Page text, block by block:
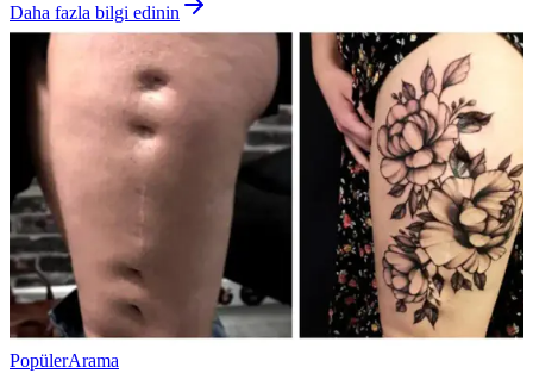
Daha fazla bilgi edinin
PopülerArama